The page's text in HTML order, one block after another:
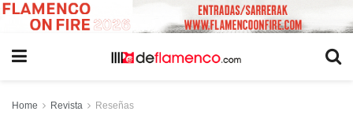
Home Revista Reseñas